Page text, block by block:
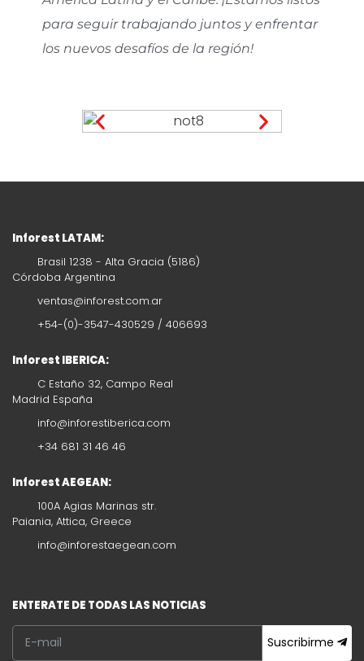
para seguir trabajando juntos y enfrentar
los nuevos desafíos de la región!
Inforest LATAM:
Brasil 1238 - Alta Gracia (5186)
Córdoba Argentina
ventas@inforest.com.ar
+54-(0)-3547-430529 / 406693
Inforest IBERICA:
C Estaño 32, Campo Real
Madrid España
info@inforestiberica.com
+34 681 31 46 46
Inforest AEGEAN:
100A Agias Marinas str.
Paiania, Attica, Greece
info@inforestaegean.com
ENTERATE DE TODAS LAS NOTICIAS
Suscribirme